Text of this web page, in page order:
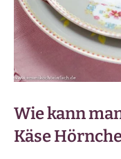
Wie kann
Käse